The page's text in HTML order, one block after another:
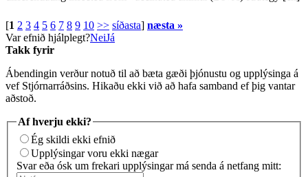
[1 2 3 4 5 6 7 8 9 10 >> síðasta] næsta »
Var efnið hjálplegt?NeiJá
Takk fyrir
Ábendingin verður notuð til að bæta gæði þjónustu og upplýsinga á
vef Stjórnarráðsins. Hikaðu ekki við að hafa samband ef þig vantar
aðstoð.
Af hverju ekki?
Ég skildi ekki efnið
Upplýsingar voru ekki nægar
Svar eða ósk um frekari upplýsingar má senda á netfang mitt: